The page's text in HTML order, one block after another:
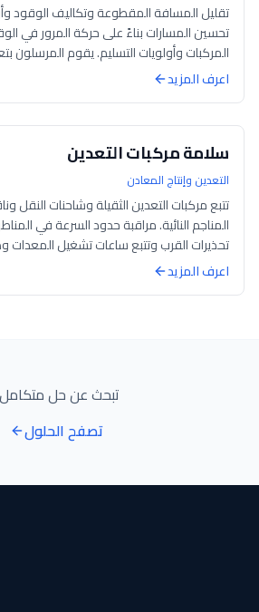
تقليل المسافة المقطوعة وتكاليف الوقود
تحسين المسارات بناءً على حركة المرور في
المركبات وأولويات التسليم. يقوم المرسلون
سائق متاح وتتبع ال...
اعرف المزيد
سلامة مركبات التعدين
التعدين وإنتاج المعادن
تتبع مركبات التعدين الثقيلة وشاحنات النقل
المناجم النائية. مراقبة حدود السرعة في
تحذيرات القرب وتتبع ساعات تشغيل المعدات
سلامة المنا...
اعرف المزيد
تبحث عن حل
تصفح الحلول